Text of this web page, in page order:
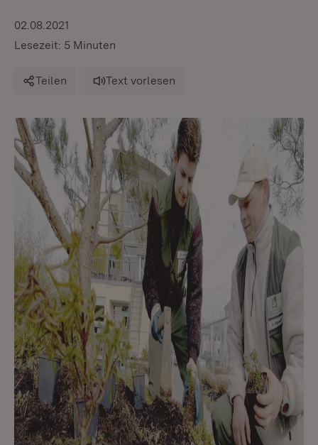
02.08.2021
Lesezeit: 5 Minuten
Teilen Text vorlesen